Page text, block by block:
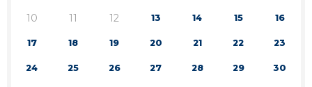
10
11 12 13 14 15 16
17 18 19 20 21 22 23
24 25 26 27 28 29 30